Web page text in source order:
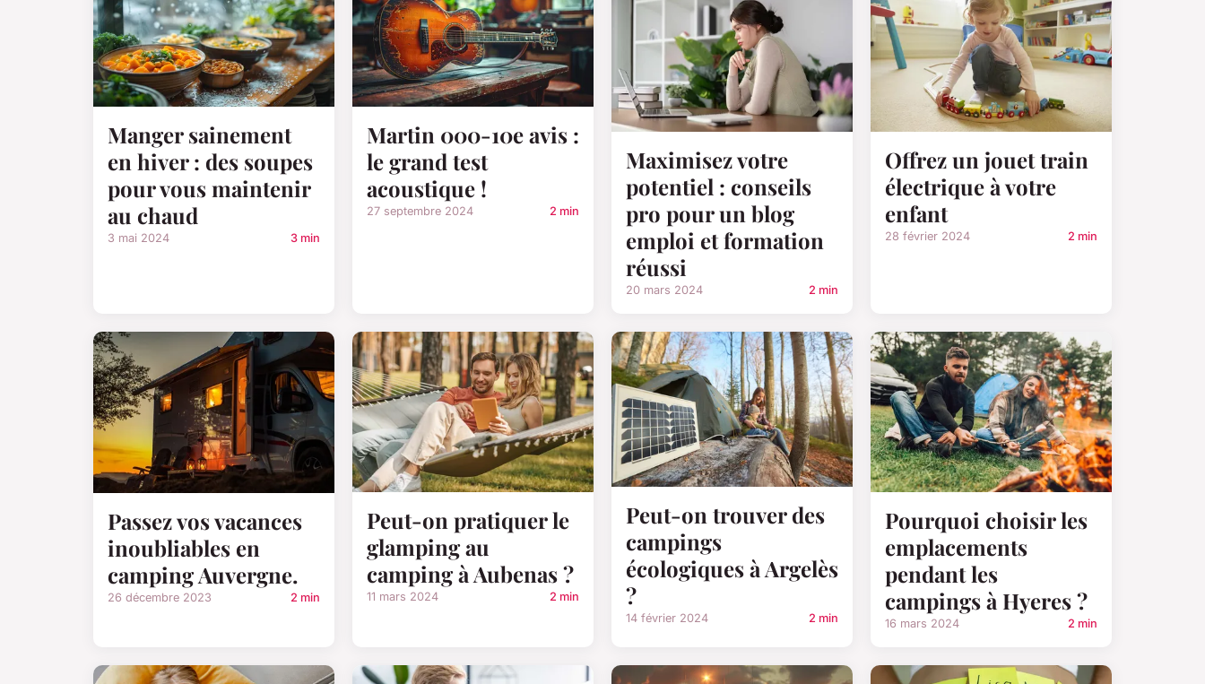
Manger sainement
en hiver : des soupes
pour vous maintenir
au chaud
3 mai 2024 3 min
Martin 000-10e avis :
le grand test
acoustique !
27 septembre 2024 2 min
Maximisez votre
potentiel : conseils
pro pour un blog
emploi et formation
réussi
20 mars 2024 2 min
Offrez un jouet train
électrique à votre
enfant
28 février 2024 2 min
Passez vos vacances
inoubliables en
camping Auvergne.
26 décembre 2023 2 min
Peut-on pratiquer le
glamping au
camping à Aubenas ?
11 mars 2024 2 min
Peut-on trouver des
campings
écologiques à Argelès
?
14 février 2024 2 min
Pourquoi choisir les
emplacements
pendant les
campings à Hyeres ?
16 mars 2024 2 min